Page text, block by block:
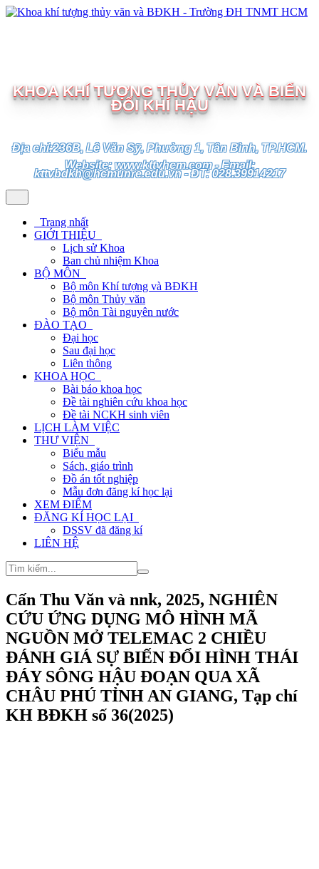
KHOA KHÍ TƯỢNG THỦY VĂN VÀ BIẾN
ĐỔI KHÍ HẬU
Địa chỉ:236B, Lê Văn Sỹ, Phường 1, Tân Bình, TP.HCM.
Website: www.kttvhcm.com - Email:
kttvbdkh@hcmunre.edu.vn - ĐT: 028.39914217
Trang nhất
GIỚI THIỆU
Lịch sử Khoa
Ban chủ nhiệm Khoa
BỘ MÔN
Bộ môn Khí tượng và BĐKH
Bộ môn Thủy văn
Bộ môn Tài nguyên nước
ĐÀO TẠO
Đại học
Sau đại học
Liên thông
KHOA HỌC
Bài báo khoa học
Đề tài nghiên cứu khoa học
Đề tài NCKH sinh viên
LỊCH LÀM VIỆC
THƯ VIỆN
Biểu mẫu
Sách, giáo trình
Đồ án tốt nghiệp
Mẫu đơn đăng kí học lại
XEM ĐIỂM
ĐĂNG KÍ HỌC LẠI
DSSV đã đăng kí
LIÊN HỆ
Cấn Thu Văn và nnk, 2025, NGHIÊN
CỨU ỨNG DỤNG MÔ HÌNH MÃ
NGUỒN MỞ TELEMAC 2 CHIỀU
ĐÁNH GIÁ SỰ BIẾN ĐỔI HÌNH THÁI
ĐÁY SÔNG HẬU ĐOẠN QUA XÃ
CHÂU PHÚ TỈNH AN GIANG, Tạp chí
KH BĐKH số 36(2025)